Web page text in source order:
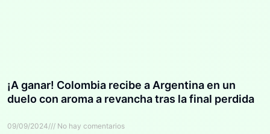
¡A ganar! Colombia recibe a Argentina en un
duelo con aroma a revancha tras la final perdida
09/09/2024 No hay comentarios